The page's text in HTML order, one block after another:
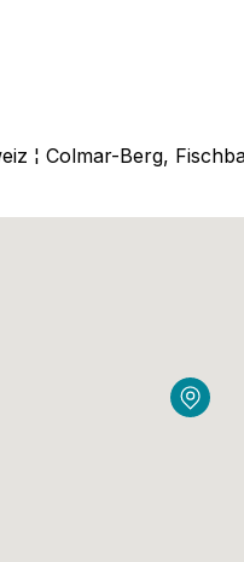
¦ Colmar-Berg,